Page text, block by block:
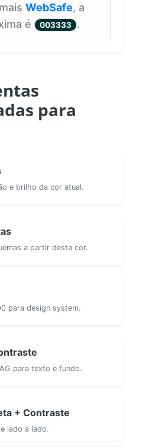
WebSafe, a
é
003333 .
para
e brilho da cor atual.
a partir desta cor.
para design system.
para texto e fundo.
+ Contraste
lado a lado.